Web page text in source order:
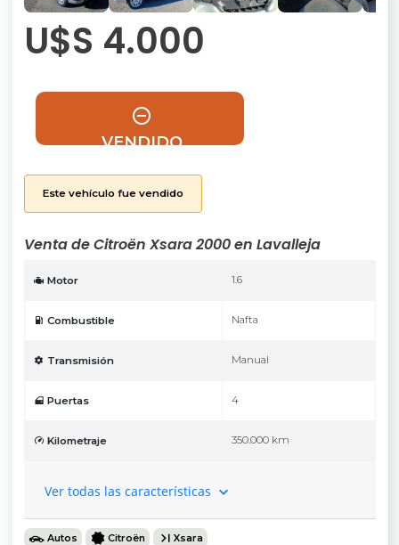
U$S 4.000
VENDIDO
Este vehículo fue vendido
Venta de Citroën Xsara 2000 en Lavalleja
Motor 1.6
Combustible Nafta
Transmisión Manual
Puertas 4
Kilometraje 350.000 km
Ver todas las características
Autos Citroën Xsara